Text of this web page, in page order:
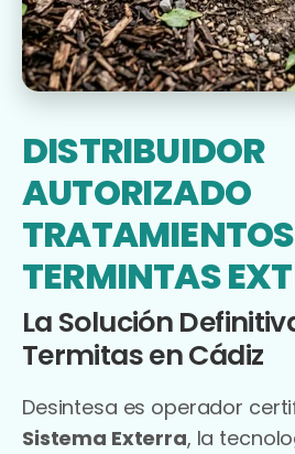
DISTRIBUIDOR
AUTORIZADO
TERMINTAS
La Solución
Termitas en Cádiz
Desintesa es operador
Sistema Exterra, la